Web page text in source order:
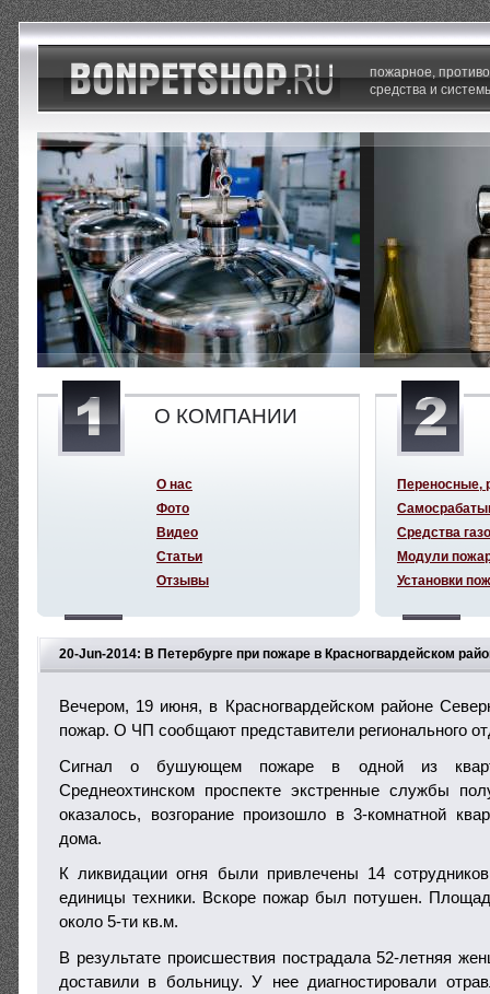
20-Jun-2014: В Петербурге при пожаре в Красногвардейском
Вечером, 19 июня, в Красногвардейском районе
пожар. О ЧП сообщают представители регионального
Сигнал о бушующем пожаре в одной из
Среднеохтинском проспекте экстренные службы
оказалось, возгорание произошло в 3-комнатной
дома.
К ликвидации огня были привлечены 14
единицы техники. Вскоре пожар был потушен.
около 5-ти кв.м.
В результате происшествия пострадала 52-летняя
доставили в больницу. У нее диагностировали
пожарное,
средства и
О КОМПАНИИ
О нас
Фото
Видео
Статьи
Отзывы
Переносные,
Средства
Модули
Установки